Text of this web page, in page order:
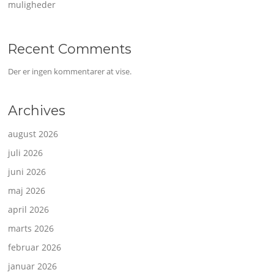
muligheder
Recent Comments
Der er ingen kommentarer at vise.
Archives
august 2026
juli 2026
juni 2026
maj 2026
april 2026
marts 2026
februar 2026
januar 2026